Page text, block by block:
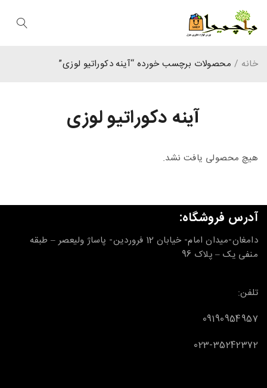
آینه دکوراتیو لوزی
خانه / محصولات برچسب خورده “آینه دکوراتیو لوزی”
هیچ محصولی یافت نشد.
آدرس فروشگاه:
دامغان-میدان امام- خیابان 12 فروردین- پاساژ ولیعصر – طبقه
منفی یک – پلاک 96
تلفن:
09190954957
023-35242372